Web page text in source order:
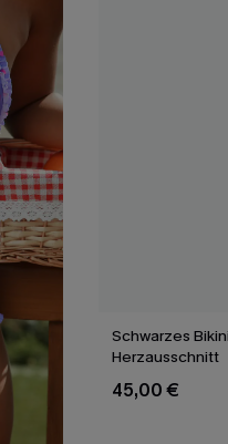
Schwarzes
Herzausschnitt
45,00 €